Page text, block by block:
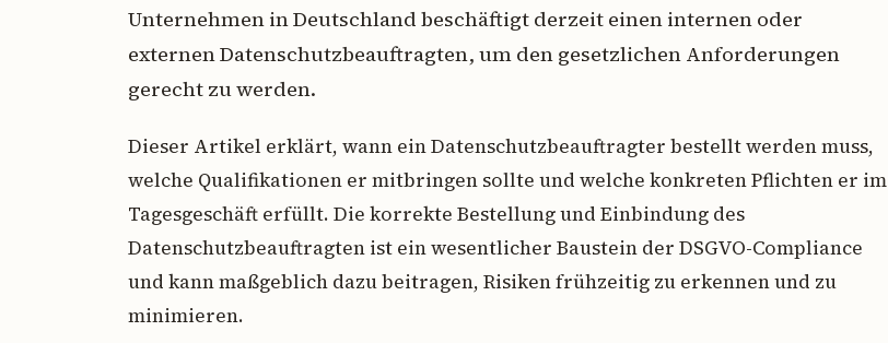
Unternehmen in Deutschland beschäftigt derzeit einen internen oder
externen Datenschutzbeauftragten, um den gesetzlichen Anforderungen
gerecht zu werden.
Dieser Artikel erklärt, wann ein Datenschutzbeauftragter bestellt werden muss,
welche Qualifikationen er mitbringen sollte und welche konkreten Pflichten er im
Tagesgeschäft erfüllt. Die korrekte Bestellung und Einbindung des
Datenschutzbeauftragten ist ein wesentlicher Baustein der DSGVO-Compliance
und kann maßgeblich dazu beitragen, Risiken frühzeitig zu erkennen und zu
minimieren.